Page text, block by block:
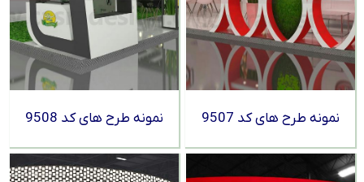
نمونه طرح های کد 9507 نمونه طرح های کد 9508